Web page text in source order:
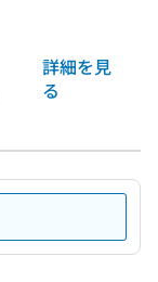
詳細を見
る